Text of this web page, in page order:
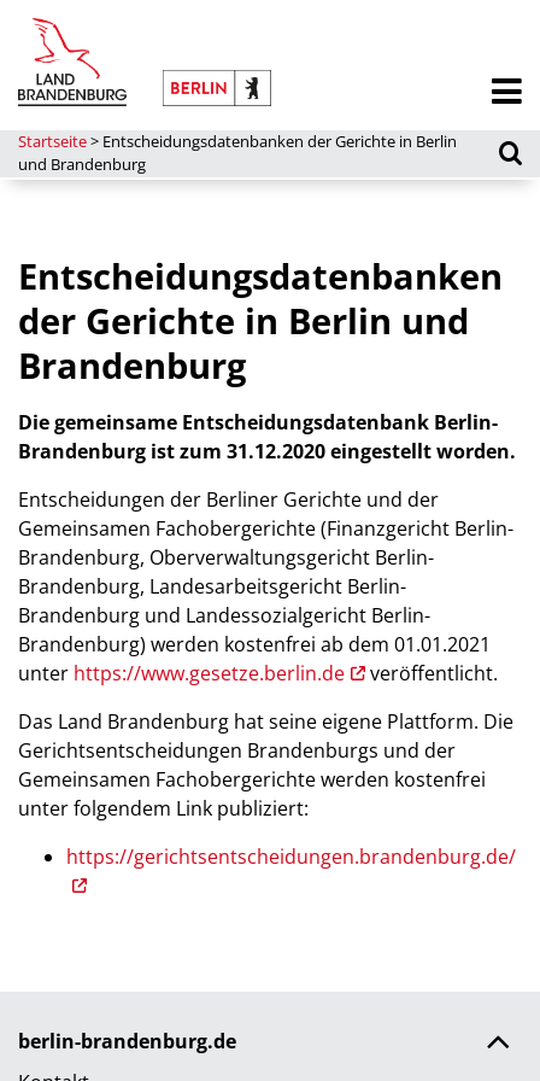
Startseite> Entscheidungsdatenbanken der Gerichte in Berlin
und Brandenburg
Entscheidungsdatenbanken
der Gerichte in Berlin und
Brandenburg
Die gemeinsame Entscheidungsdatenbank Berlin-
Brandenburg ist zum 31.12.2020 eingestellt worden.
Entscheidungen der Berliner Gerichte und der
Gemeinsamen Fachobergerichte (Finanzgericht Berlin-
Brandenburg, Oberverwaltungsgericht Berlin-
Brandenburg, Landesarbeitsgericht Berlin-
Brandenburg und Landessozialgericht Berlin-
Brandenburg) werden kostenfrei ab dem 01.01.2021
unter https://www.gesetze.berlin.de
veröffentlicht.
Das Land Brandenburg hat seine eigene Plattform. Die
Gerichtsentscheidungen Brandenburgs und der
Gemeinsamen Fachobergerichte werden kostenfrei
unter folgendem Link publiziert:
https://gerichtsentscheidungen.brandenburg.de/
berlin-brandenburg.de